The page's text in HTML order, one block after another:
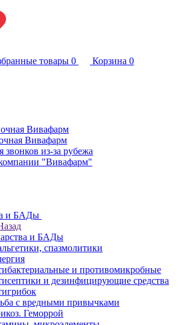
товары 0 Корзина 0
Вивафарм
Вивафарм
звонков из-за рубежа
"Вивафарм"
и БАДы
и БАДы
спазмолитики
и противомикробные
и дезинфицирующие средства
с вредными привычками
Геморрой